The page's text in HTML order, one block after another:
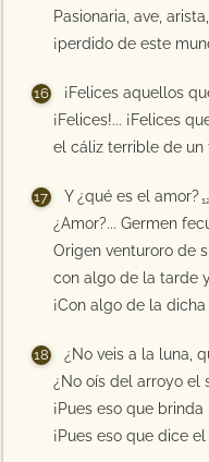
Pasionaria, ave,
¡perdido de este
¡Felices aquellos
¡Felices!... ¡Felices
el cáliz terrible de un
Y ¿qué es el amor?
¿Amor?... Germen
Origen venturoro de
con algo de la tarde
¡Con algo de la
¿No veis a la luna,
¿No oís del arroyo el
¡Pues eso que
¡Pues eso que dice